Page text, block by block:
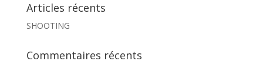
Articles récents
SHOOTING
Commentaires récents